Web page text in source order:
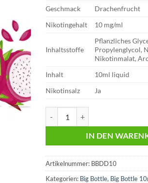
Geschmack
Drachenfrucht
Nikotingehalt
10 mg/ml
Inhaltsstoffe
Pflanzliches
Propylenglycol,
Nikotinmalat,
Inhalt
10ml liquid
Nikotinsalz
Ja
IN DEN
Artikelnummer: BBDD10
Kategorien: Big Bottle, Big Bottle